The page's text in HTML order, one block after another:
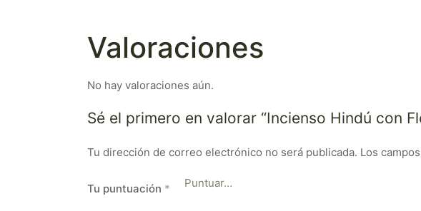
Valoraciones
No hay valoraciones aún.
Sé el primero en valorar “Incienso Hindú con
Tu dirección de correo electrónico no será publicada. Los
Tu puntuación *